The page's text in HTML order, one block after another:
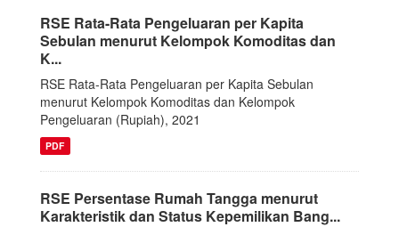
RSE Rata-Rata Pengeluaran per Kapita
Sebulan menurut Kelompok Komoditas dan
K...
RSE Rata-Rata Pengeluaran per Kapita Sebulan
menurut Kelompok Komoditas dan Kelompok
Pengeluaran (Rupiah), 2021
PDF
RSE Persentase Rumah Tangga menurut
Karakteristik dan Status Kepemilikan Bang...